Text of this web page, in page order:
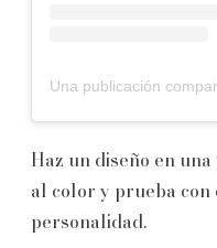
Haz un diseño en
al color y prueba con
personalidad.